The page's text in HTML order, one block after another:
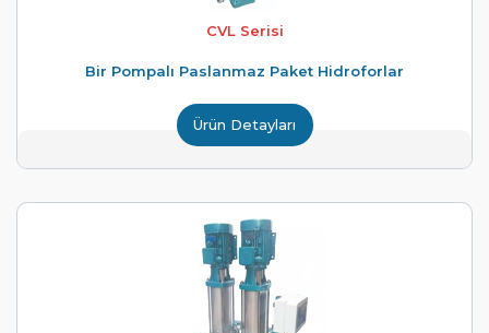
CVL Serisi
Bir Pompalı Paslanmaz Paket Hidroforlar
Ürün Detayları